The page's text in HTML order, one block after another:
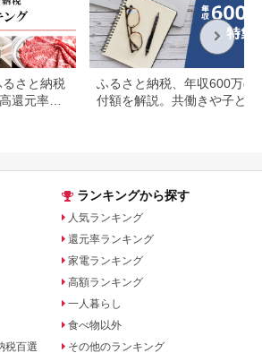
るさと納税
還元率返
ふるさと納税、年収600万の
付額を解説。共働きや子ども
税百選
ランキングから探す
人気ランキング
還元率ランキング
家電ランキング
高額ランキング
一人暮らし
食べ物以外
その他のランキング